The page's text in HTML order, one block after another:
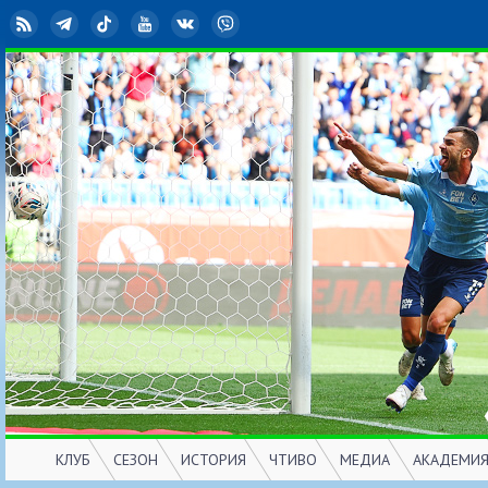
RSS TelegramTikTok YouTubeВКонтакте
КЛУБ
СЕЗОН
ИСТОРИЯ
ЧТИВО
МЕДИА
АКАДЕМИЯ